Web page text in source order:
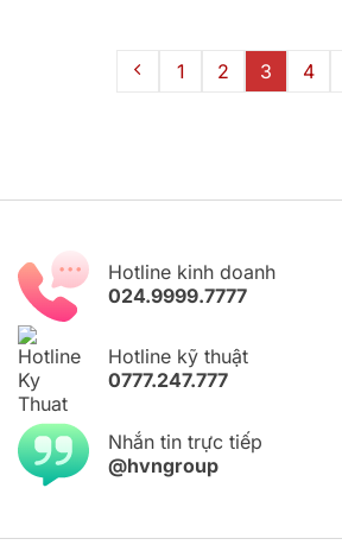
1 2 3 4
Hotline kinh doanh
024.9999.7777
Hotline kỹ thuật
0777.247.777
Nhắn tin trực tiếp
@hvngroup